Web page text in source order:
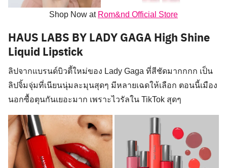
Shop Now at Rom&nd Official Store
HAUS LABS BY LADY GAGA High Shine
Liquid Lipstick
ลิปจากแบรนด์บิวตี้ใหม่ของ Lady Gaga ที่สีชัดมากกกก เป็น
ลิปจิ้มจุ่มที่เนียนนุ่มละมุนสุดๆ มีหลายเฉดให้เลือก ตอนนี้เมือง
นอกซื้อตุนกันเยอะมาก เพราะไวรัลใน TikTok สุดๆ